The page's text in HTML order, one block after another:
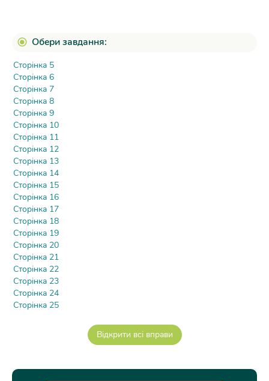
Обери завдання:
Сторінка 5
Сторінка 6
Сторінка 7
Сторінка 8
Сторінка 9
Сторінка 10
Сторінка 11
Сторінка 12
Сторінка 13
Сторінка 14
Сторінка 15
Сторінка 16
Сторінка 17
Сторінка 18
Сторінка 19
Сторінка 20
Сторінка 21
Сторінка 22
Сторінка 23
Сторінка 24
Сторінка 25